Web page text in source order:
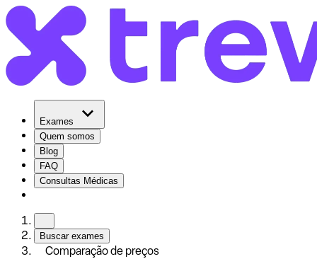
Exames
Quem somos
Blog
FAQ
Consultas Médicas
Buscar exames
Comparação de preços